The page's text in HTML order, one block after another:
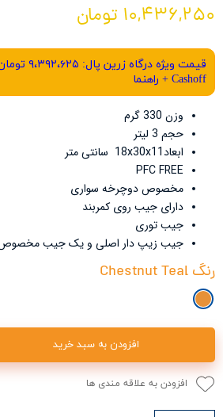
۱۰,۴۳۶,۲۵۰ تومان
قیمت ویژه
Cashoff + راهنما
وزن 330 گرم
حجم 3 لیتر
ابعاد18x30x11 سانتی متر
PFC FREE
مخصوص دوچرخه سواری
دارای جیب روی کمربند
جیب توری
جیب زیپ دار اصلی و یک جیب مخصوص
رنگ Chestnut Teal
افزودن به سبد خرید
افزودن به علاقه مندی ها